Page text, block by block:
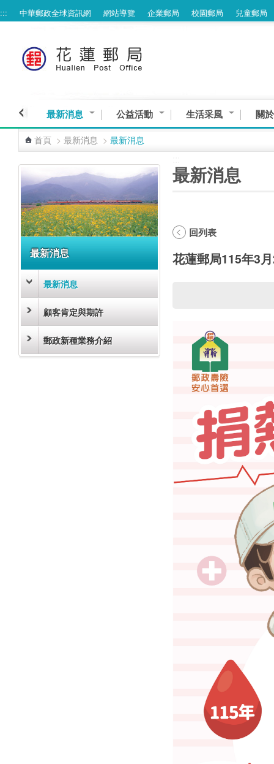
跳到主要內容區塊
::: 中華郵政全球資訊網 網站導覽 企業郵局 校園郵局 兒童郵局
最新消息 公益活動 生活采風 關
首頁 > 最新消息 > 最新消息
最新消息
最新消息
顧客肯定與期許
郵政新種業務介紹
最新消息
回列表
花蓮郵局115年3